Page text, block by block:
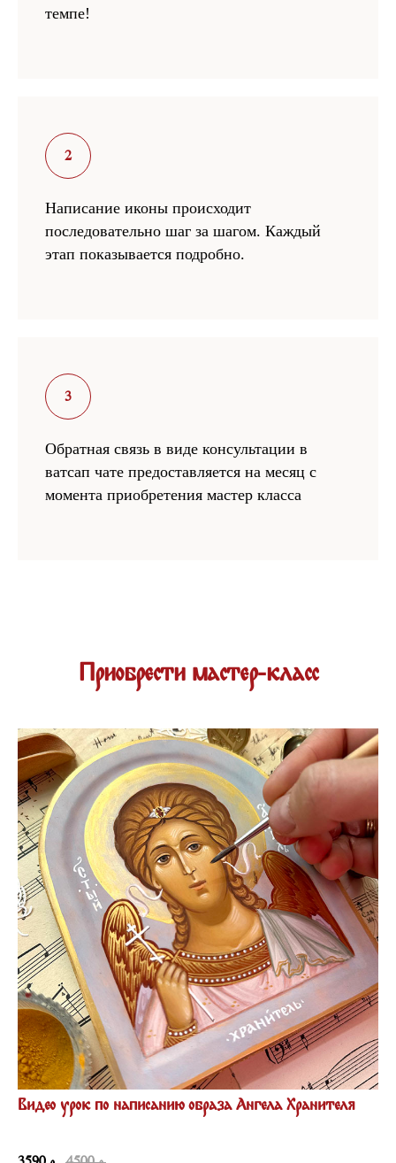
темпе!
Написание иконы происходит
последовательно шаг за шагом. Каждый
этап показывается подробно.
Обратная связь в виде консультации в
ватсап чате предоставляется на месяц с
момента приобретения мастер класса
Приобрести мастер-класс
Видео урок по написанию образа Ангела Хранителя